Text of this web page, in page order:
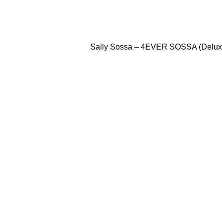
Sally Sossa – 4EVER SOSSA